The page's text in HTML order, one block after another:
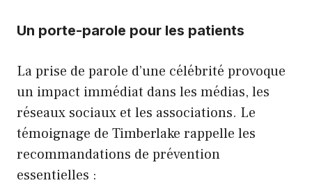
Un porte-parole pour les patients
La prise de parole d’une célébrité provoque
un impact immédiat dans les médias, les
réseaux sociaux et les associations. Le
témoignage de Timberlake rappelle les
recommandations de prévention
essentielles :